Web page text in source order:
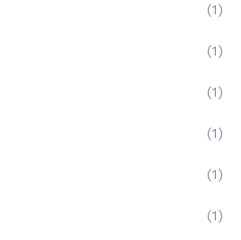
(1)
(1)
(1)
(1)
(1)
(1)